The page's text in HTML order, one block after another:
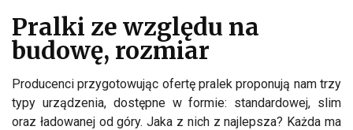
Pralki ze względu na
budowę, rozmiar
Producenci przygotowując ofertę pralek proponują nam trzy
typy urządzenia, dostępne w formie: standardowej, slim
oraz ładowanej od góry. Jaka z nich z najlepsza? Każda ma